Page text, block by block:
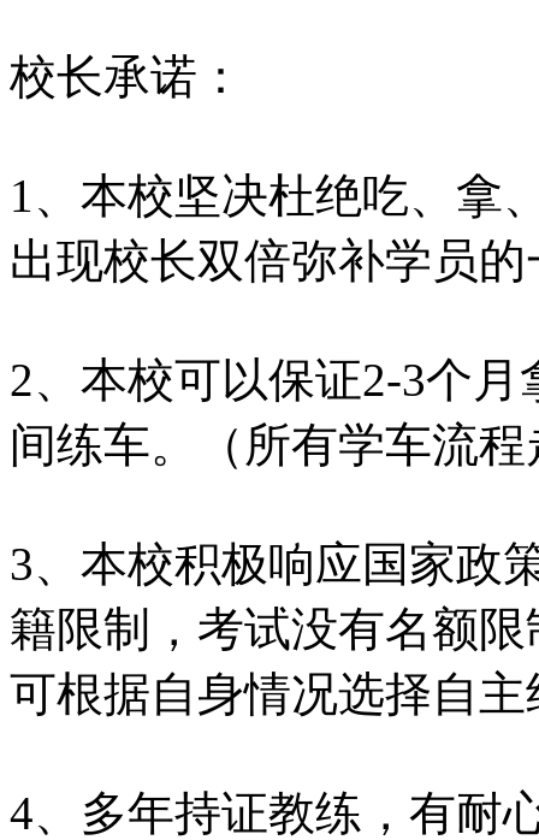
校长承诺：
1、本校坚决杜绝吃、拿
出现校长双倍弥补学员
2、本校可以保证2-3个
间练车。（所有学车流程
3、本校积极响应国家政
籍限制，考试没有名额
可根据自身情况选择自
4、多年持证教练，有耐